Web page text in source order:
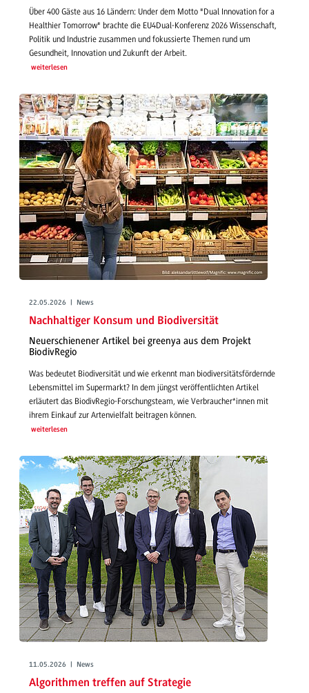
Über 400 Gäste aus 16 Ländern: Under dem Motto "Dual Innovation for a
Healthier Tomorrow" brachte die EU4Dual-Konferenz 2026 Wissenschaft,
Politik und Industrie zusammen und fokussierte Themen rund um
Gesundheit, Innovation und Zukunft der Arbeit.
weiterlesen
22.05.2026 | News
Nachhaltiger Konsum und Biodiversität
Neuerschienener Artikel bei greenya aus dem Projekt
BiodivRegio
Was bedeutet Biodiversität und wie erkennt man biodiversitätsfördernde
Lebensmittel im Supermarkt? In dem jüngst veröffentlichten Artikel
erläutert das BiodivRegio-Forschungsteam, wie Verbraucher*innen mit
ihrem Einkauf zur Artenvielfalt beitragen können.
weiterlesen
11.05.2026 | News
Algorithmen treffen auf Strategie